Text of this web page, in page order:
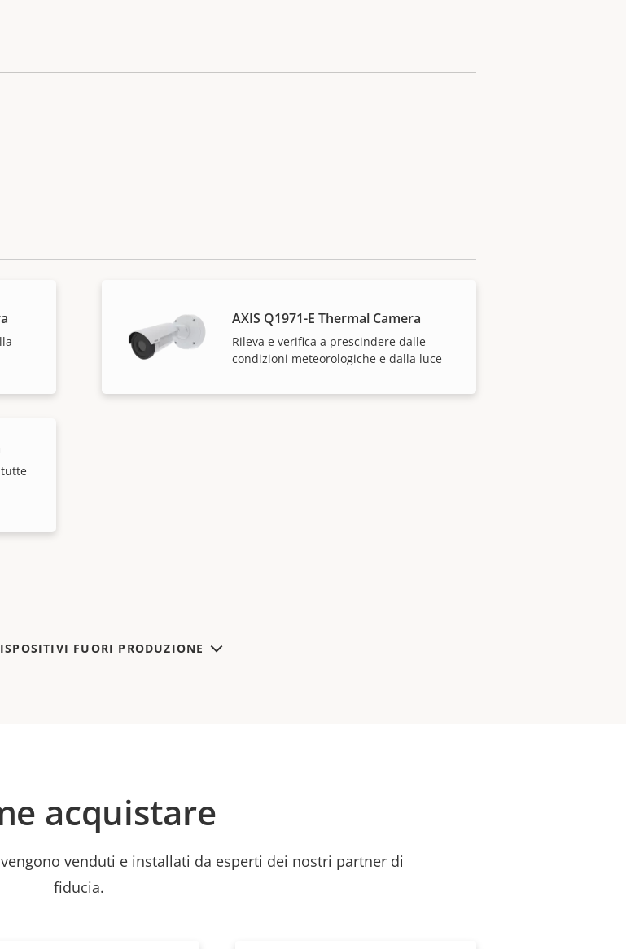
AXIS Q1971-E Thermal Camera
Rileva e verifica a prescindere dalle
condizioni meteorologiche e dalla luce
FUORI PRODUZIONE
acquistare
venduti e installati da esperti dei nostri partner di
fiducia.